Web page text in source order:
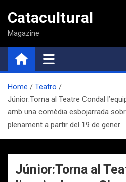
contenido
Catacultural
Magazine
Home
Teatro
Júnior:Torna al Teatre Condal
amb una comèdia esbojarrada
plenament a partir del 19 de gener
Júnior:Torna al